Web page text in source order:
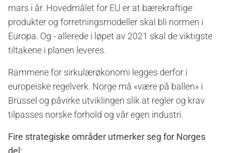
mars i år. Hovedmålet for EU er at bærekraftige
produkter og forretningsmodeller skal bli normen i
Europa. Og - allerede i løpet av 2021 skal de viktigste
tiltakene i planen leveres.
Rammene for sirkulærøkonomi legges derfor i
europeiske regelverk. Norge må «være på ballen» i
Brüssel og påvirke utviklingen slik at regler og krav
tilpasses norske forhold og vår egen industri.
Fire strategiske områder utmerker seg for Norges
del: